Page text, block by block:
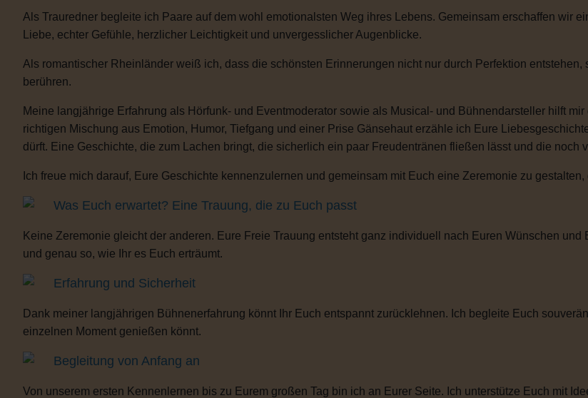
Als Trauredner begleite ich Paare auf dem wohl emotionalsten Weg ihres Lebens. Gemeinsam erschaffen wir
Liebe, echter Gefühle, herzlicher Leichtigkeit und unvergesslicher Augenblicke.
Als romantischer Rheinländer weiß ich, dass die schönsten Erinnerungen nicht nur durch Perfektion
berühren.
Meine langjährige Erfahrung als Hörfunk- und Eventmoderator sowie als Musical- und Bühnendarsteller hilft
richtigen Mischung aus Emotion, Humor, Tiefgang und einer Prise Gänsehaut erzähle ich Eure
dürft. Eine Geschichte, die zum Lachen bringt, die sicherlich ein paar Freudentränen fließen lässt und die
Ich freue mich darauf, Eure Geschichte kennenzulernen und gemeinsam mit Euch eine Zeremonie zu
Was Euch erwartet? Eine Trauung, die zu Euch passt
Keine Zeremonie gleicht der anderen. Eure Freie Trauung entsteht ganz individuell nach Euren Wünschen
und genau so, wie Ihr es Euch erträumt.
Erfahrung und Sicherheit
Dank meiner langjährigen Bühnenerfahrung könnt Ihr Euch entspannt zurücklehnen. Ich begleite Euch
einzelnen Moment genießen könnt.
Begleitung von Anfang an
Von unserem ersten Kennenlernen bis zu Eurem großen Tag bin ich an Eurer Seite. Ich unterstütze Euch mit